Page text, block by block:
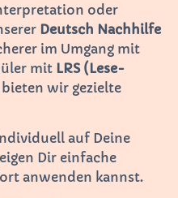
oder
Deutsch Nachhilfe
im Umgang mit
mit LRS (Lese-
bieten wir gezielte
auf Deine
Dir einfache
anwenden kannst.